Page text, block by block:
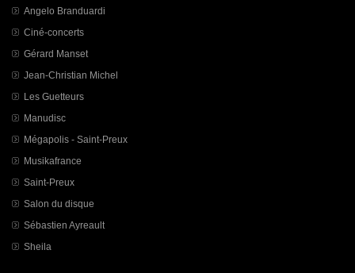
Angelo Branduardi
Ciné-concerts
Gérard Manset
Jean-Christian Michel
Les Guetteurs
Manudisc
Mégapolis - Saint-Preux
Musikafrance
Saint-Preux
Salon du disque
Sébastien Ayreault
Sheila